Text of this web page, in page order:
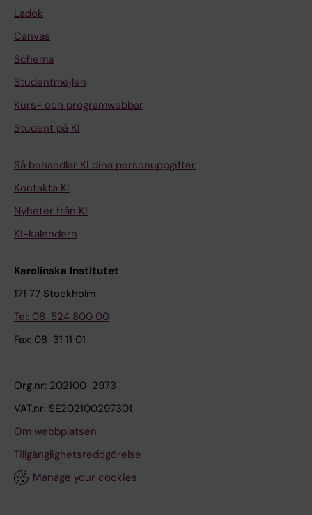
Ladok
Canvas
Schema
Studentmejlen
Kurs- och programwebbar
Student på KI
Så behandlar KI dina personuppgifter
Kontakta KI
Nyheter från KI
KI-kalendern
Karolinska Institutet
171 77 Stockholm
Tel: 08-524 800 00
Fax: 08-31 11 01
Org.nr: 202100-2973
VAT.nr: SE202100297301
Om webbplatsen
Tillgänglighetsredogörelse
Manage your cookies